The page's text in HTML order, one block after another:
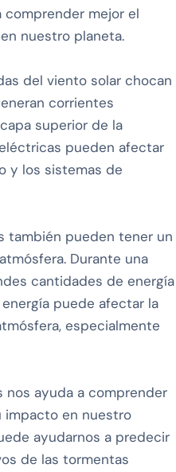
comprender mejor el
nuestro planeta.
del viento solar chocan
corrientes
superior de la
pueden afectar
y los sistemas de
también pueden tener un
Durante una
cantidades de energía
puede afectar la
especialmente
nos ayuda a comprender
impacto en nuestro
ayudarnos a predecir
de las tormentas